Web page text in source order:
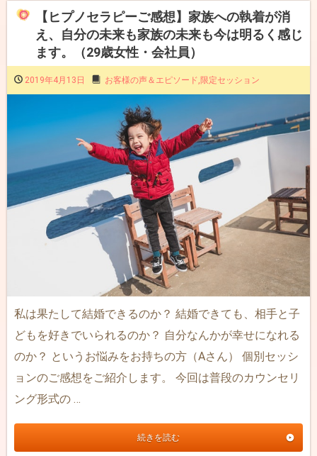
【ヒプノセラピーご感想】家族への執着が消
え、自分の未来も家族の未来も今は明るく感じ
ます。（29歳女性・会社員）
2019年4月13日 お客様の声＆エピソード,限定セッション
私は果たして結婚できるのか？ 結婚できても、相手と子
どもを好きでいられるのか？ 自分なんかが幸せになれる
のか？ というお悩みをお持ちの方（Aさん） 個別セッシ
ョンのご感想をご紹介します。 今回は普段のカウンセリ
ング形式の …
続きを読む